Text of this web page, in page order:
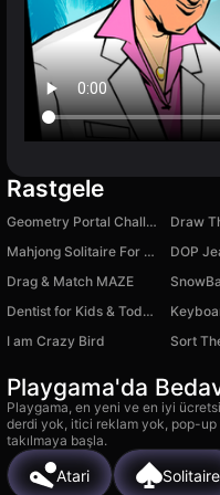
Rastgele
Geometry Portal Challenge Draw
Mahjong Solitaire For Free
Drag & Match MAZE
Dentist for Kids & Toddlers for 2-5 Years Old
I am Crazy Bird
Playgama'da
Playgama, en yeni ve en iyi
derdi yok, itici reklam yok, pop-up
takılmaya başla.
Atari Solitaire